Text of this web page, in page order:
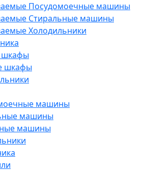
Посудомоечные машины
Стиральные машины
Холодильники
шкафы
шкафы
машины
машины
машины